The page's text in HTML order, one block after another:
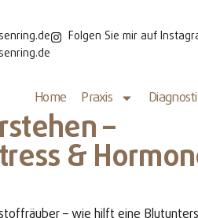
Folgen Sie mir auf
Home Praxis
–
&